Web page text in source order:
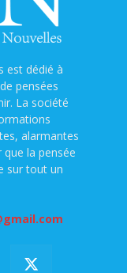
est dédié à
pensées
La société
alarmantes
que la pensée
sur tout un